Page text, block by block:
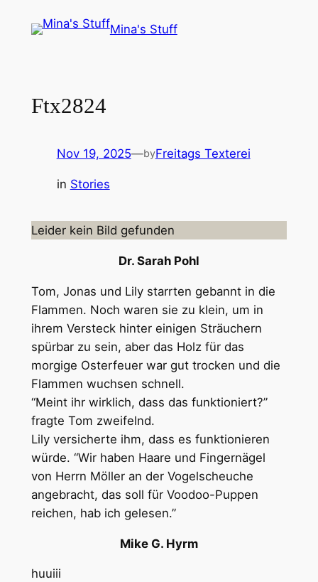
Mina's Stuff
Ftx2824
Nov 19, 2025—byFreitags Texterei
in Stories
Leider kein Bild gefunden
Dr. Sarah Pohl
Tom, Jonas und Lily starrten gebannt in die
Flammen. Noch waren sie zu klein, um in
ihrem Versteck hinter einigen Sträuchern
spürbar zu sein, aber das Holz für das
morgige Osterfeuer war gut trocken und die
Flammen wuchsen schnell.
“Meint ihr wirklich, dass das funktioniert?”
fragte Tom zweifelnd.
Lily versicherte ihm, dass es funktionieren
würde. “Wir haben Haare und Fingernägel
von Herrn Möller an der Vogelscheuche
angebracht, das soll für Voodoo-Puppen
reichen, hab ich gelesen.”
Mike G. Hyrm
huuiii